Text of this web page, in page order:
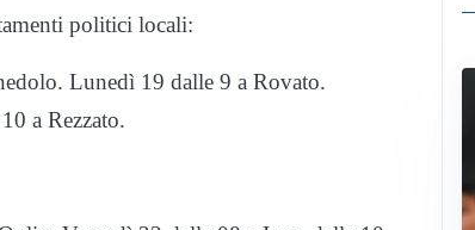
politici locali:
Lunedì 19 dalle 9 a Rovato.
a Rezzato.